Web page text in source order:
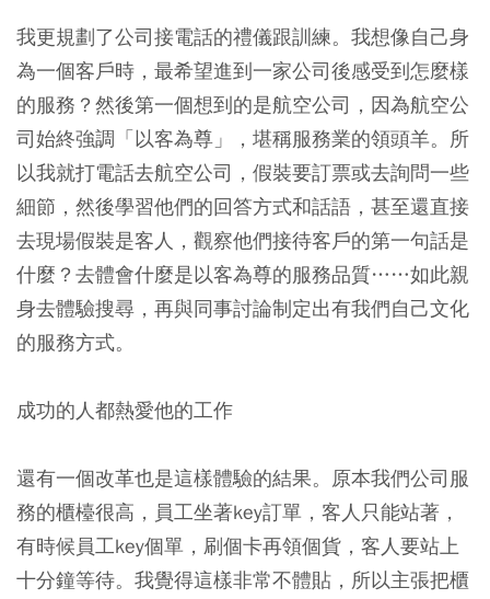
我更規劃了公司接電話的禮儀跟訓練。我想像自己身
為一個客戶時，最希望進到一家公司後感受到怎麼樣
的服務？然後第一個想到的是航空公司，因為航空公
司始終強調「以客為尊」，堪稱服務業的領頭羊。所
以我就打電話去航空公司，假裝要訂票或去詢問一些
細節，然後學習他們的回答方式和話語，甚至還直接
去現場假裝是客人，觀察他們接待客戶的第一句話是
什麼？去體會什麼是以客為尊的服務品質……如此親
身去體驗搜尋，再與同事討論制定出有我們自己文化
的服務方式。
成功的人都熱愛他的工作
還有一個改革也是這樣體驗的結果。原本我們公司服
務的櫃檯很高，員工坐著key訂單，客人只能站著，
有時候員工key個單，刷個卡再領個貨，客人要站上
十分鐘等待。我覺得這樣非常不體貼，所以主張把櫃